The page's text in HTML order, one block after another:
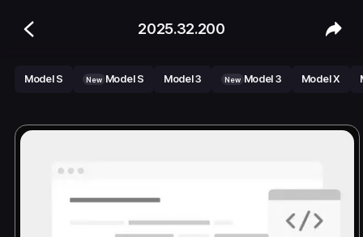
2025.32.200
Model S New Model S Model 3 New Model 3 Model X